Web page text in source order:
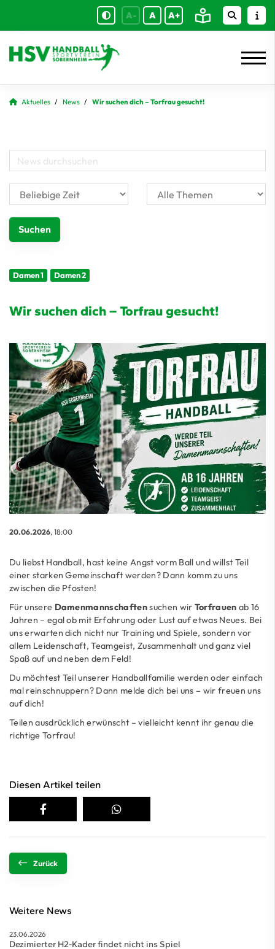
A- A A+
Aktuelles News Wir suchen dich – Torfrau gesucht!
Damen 1 Damen 2
Wir suchen dich – Torfrau gesucht!
20.06.2026, 18:00
Du liebst Handball, hast keine Angst vorm Ball und willst Teil
einer starken Gemeinschaft werden? Dann komm zu uns
zwischen die Pfosten!
Für unsere Damenmannschaftensuchen wir Torfrauen ab 16
Jahren – egal ob mit Erfahrung oder Lust auf etwas Neues. Bei
uns erwarten dich nicht nur Training und Spiele, sondern vor
allem Leidenschaft, Teamgeist, Zusammenhalt und ganz viel
Spaß auf und neben dem Feld!
Du möchtest Teil unserer Handballfamilie werden oder einfach
mal reinschnuppern? Dann melde dich bei uns – wir freuen uns
auf dich!
Teilen ausdrücklich erwünscht – vielleicht kennt ihr genau die
richtige Torfrau!
Diesen Artikel teilen
Zurück
Weitere News
23.06.2026
Dezimierter H2-Kader findet nicht ins Spiel